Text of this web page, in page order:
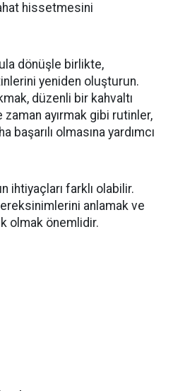
hissetmesini
dönüşle birlikte,
yeniden oluşturun.
düzenli bir kahvaltı
ayırmak gibi rutinler,
olmasına yardımcı
ihtiyaçları farklı olabilir.
anlamak ve
olmak önemlidir.